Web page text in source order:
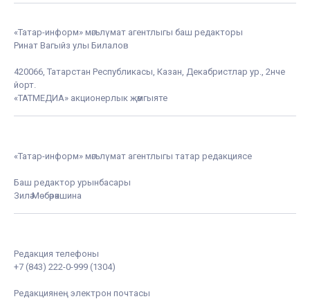
«Татар-информ» мәгълүмат агентлыгы баш редакторы
Ринат Вагыйз улы Билалов
420066, Татарстан Республикасы, Казан, Декабристлар ур., 2нче
йорт.
«ТАТМЕДИА» акционерлык җәмгыяте
«Татар-информ» мәгълүмат агентлыгы татар редакциясе
Баш редактор урынбасары
Зилә Мөбәрәкшина
Редакция телефоны
+7 (843) 222-0-999 (1304)
Редакциянең электрон почтасы